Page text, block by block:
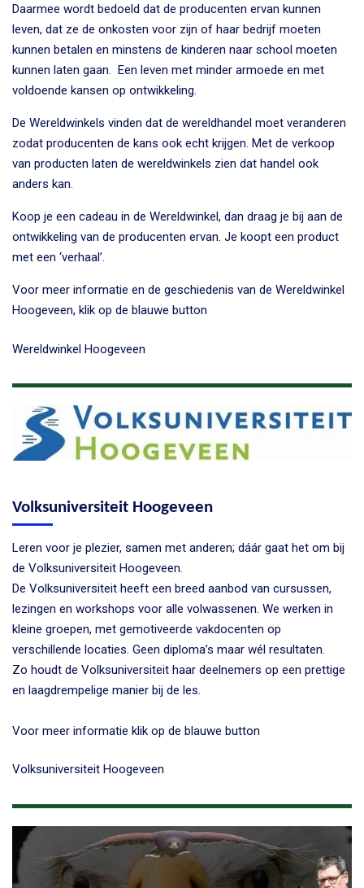
Daarmee wordt bedoeld dat de producenten ervan kunnen
leven, dat ze de onkosten voor zijn of haar bedrijf moeten
kunnen betalen en minstens de kinderen naar school moeten
kunnen laten gaan. Een leven met minder armoede en met
voldoende kansen op ontwikkeling.
De Wereldwinkels vinden dat de wereldhandel moet veranderen
zodat producenten de kans ook echt krijgen. Met de verkoop
van producten laten de wereldwinkels zien dat handel ook
anders kan.
Koop je een cadeau in de Wereldwinkel, dan draag je bij aan de
ontwikkeling van de producenten ervan. Je koopt een product
met een ‘verhaal’.
Voor meer informatie en de geschiedenis van de Wereldwinkel
Hoogeveen, klik op de blauwe button
Wereldwinkel Hoogeveen
Volksuniversiteit Hoogeveen
Leren voor je plezier, samen met anderen; dáár gaat het om bij
de Volksuniversiteit Hoogeveen.
De Volksuniversiteit heeft een breed aanbod van cursussen,
lezingen en workshops voor alle volwassenen. We werken in
kleine groepen, met gemotiveerde vakdocenten op
verschillende locaties. Geen diploma’s maar wél resultaten.
Zo houdt de Volksuniversiteit haar deelnemers op een prettige
en laagdrempelige manier bij de les.
Voor meer informatie klik op de blauwe button
Volksuniversiteit Hoogeveen